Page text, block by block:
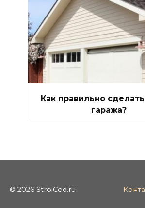
Как правильно
гаража?
© 2026 StroiCod.ru